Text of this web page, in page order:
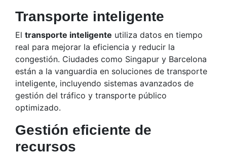
Transporte inteligente
El transporte inteligente utiliza datos en tiempo
real para mejorar la eficiencia y reducir la
congestión. Ciudades como Singapur y Barcelona
están a la vanguardia en soluciones de transporte
inteligente, incluyendo sistemas avanzados de
gestión del tráfico y transporte público
optimizado.
Gestión eficiente de
recursos